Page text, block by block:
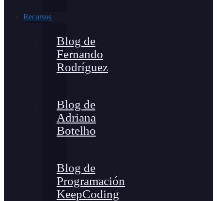
Recursos
Blog de
Fernando
Rodríguez
Blog de
Adriana
Botelho
Blog de
Programación
KeepCoding